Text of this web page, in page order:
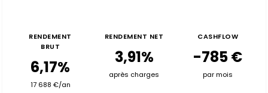
RENDEMENT
BRUT
6,17%
17 688 €/an
RENDEMENT NET
3,91%
après charges
CASHFLOW
-785 €
par mois